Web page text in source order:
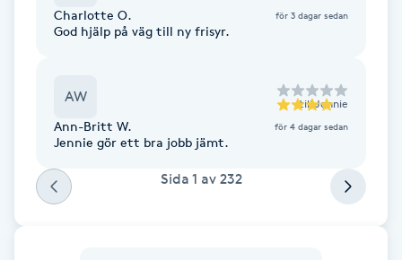
Färgning
Föning
G
Charlotte O. för 3 dagar sedan
God hjälp på väg till ny frisyr.
AW till Jennie
Ann-Britt W. för 4 dagar sedan
Jennie gör ett bra jobb jämt.
Sida 1 av 232